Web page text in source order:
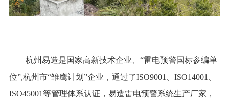
杭州易造是国家高新技术企业、“雷电预警国标参编单
位”,杭州市“雏鹰计划”企业，通过了ISO9001、ISO14001、
ISO45001等管理体系认证，易造雷电预警系统生产厂家，